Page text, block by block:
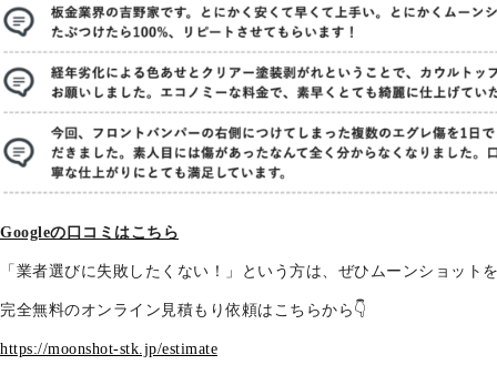
Googleの口コミはこちら
「業者選びに失敗したくない！」という方は、ぜひムーンショット
完全無料のオンライン見積もり依頼はこちらから👇
https://moonshot-stk.jp/estimate